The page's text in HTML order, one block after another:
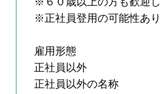
※正社員登用の可能性あり
雇用形態
正社員以外
正社員以外の名称